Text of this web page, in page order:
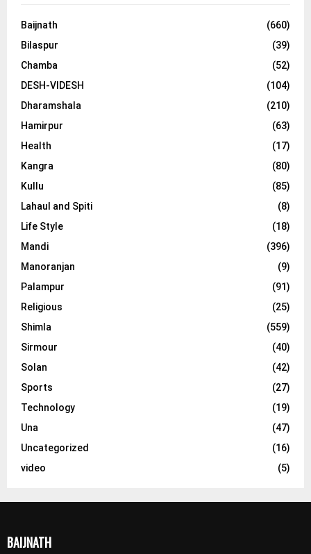
Baijnath
(660)
Bilaspur
(39)
Chamba
(52)
DESH-VIDESH
(104)
Dharamshala
(210)
Hamirpur
(63)
Health
(17)
Kangra
(80)
Kullu
(85)
Lahaul and Spiti
(8)
Life Style
(18)
Mandi
(396)
Manoranjan
(9)
Palampur
(91)
Religious
(25)
Shimla
(559)
Sirmour
(40)
Solan
(42)
Sports
(27)
Technology
(19)
Una
(47)
Uncategorized
(16)
video
(5)
BAIJNATH